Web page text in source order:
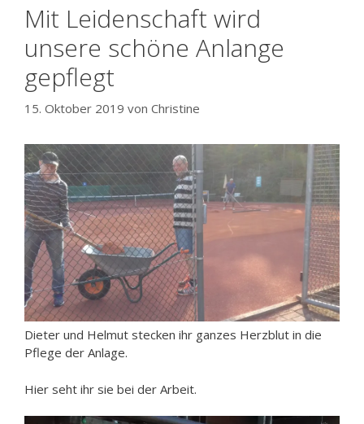
Mit Leidenschaft wird
unsere schöne Anlange
gepflegt
15. Oktober 2019 von Christine
Dieter und Helmut stecken ihr ganzes Herzblut in die
Pflege der Anlage.
Hier seht ihr sie bei der Arbeit.